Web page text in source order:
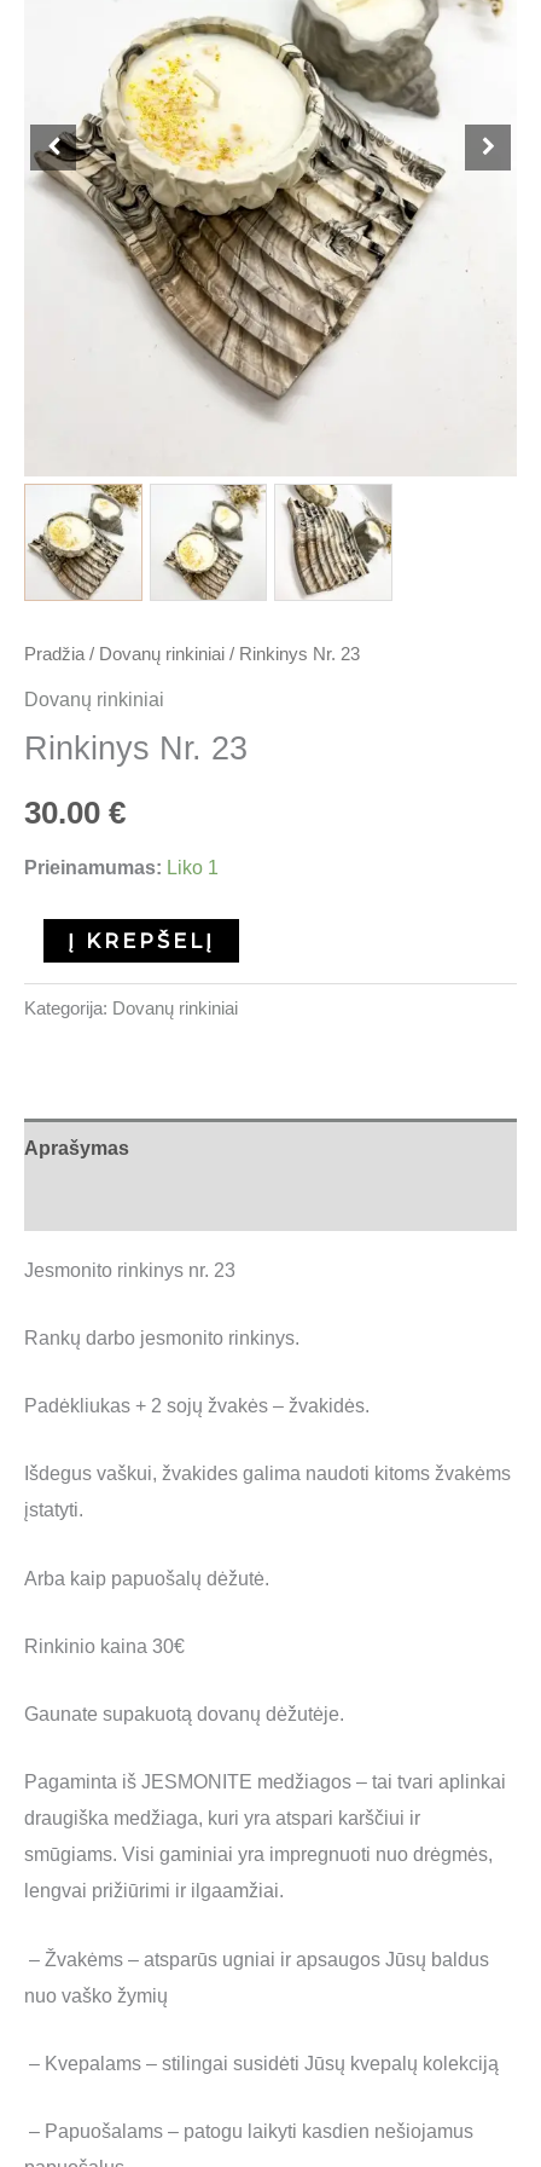
Pradžia / Dovanų rinkiniai / Rinkinys Nr. 23
Dovanų rinkiniai
Rinkinys Nr. 23
30.00 €
Prieinamumas: Liko 1
Į KREPŠELĮ
Kategorija: Dovanų rinkiniai
Aprašymas
Jesmonito rinkinys nr. 23
Rankų darbo jesmonito rinkinys.
Padėkliukas + 2 sojų žvakės – žvakidės.
Išdegus vaškui, žvakides galima naudoti kitoms žvakėms
įstatyti.
Arba kaip papuošalų dėžutė.
Rinkinio kaina 30€
Gaunate supakuotą dovanų dėžutėje.
Pagaminta iš JESMONITE medžiagos – tai tvari aplinkai
draugiška medžiaga, kuri yra atspari karščiui ir
smūgiams. Visi gaminiai yra impregnuoti nuo drėgmės,
lengvai prižiūrimi ir ilgaamžiai.
– Žvakėms – atsparūs ugniai ir apsaugos Jūsų baldus
nuo vaško žymių
– Kvepalams – stilingai susidėti Jūsų kvepalų kolekciją
– Papuošalams – patogu laikyti kasdien nešiojamus